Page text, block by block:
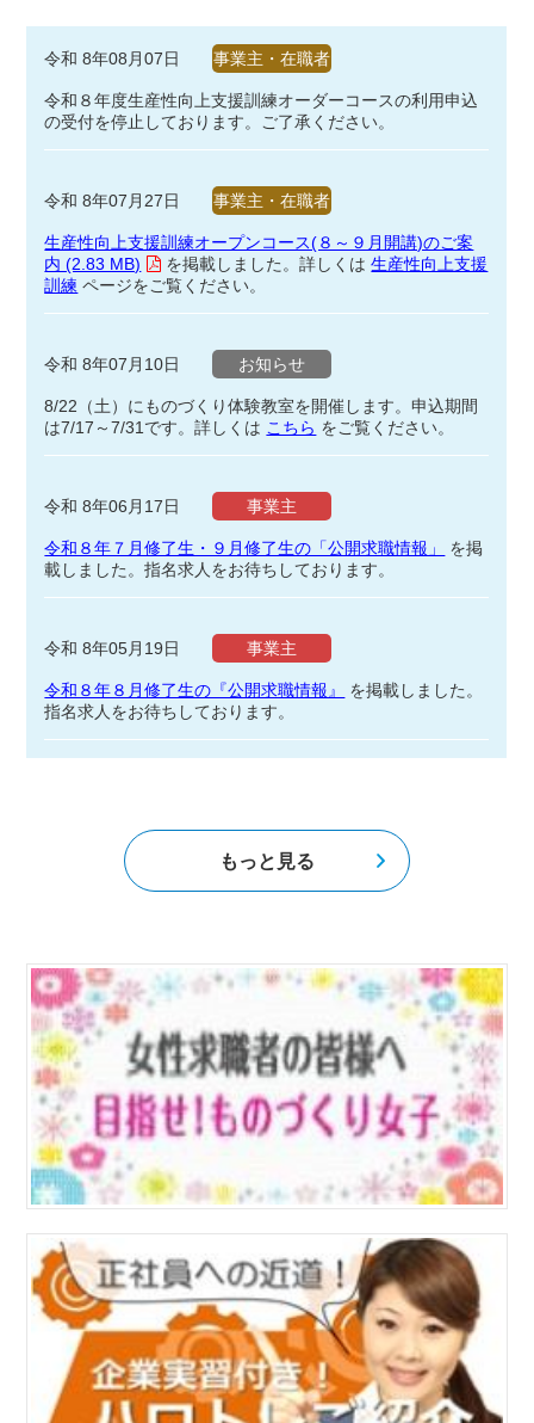
令和 8年08月07日 事業主・在職者
令和８年度生産性向上支援訓練オーダーコースの利用申込
の受付を停止しております。ご了承ください。
令和 8年07月27日 事業主・在職者
生産性向上支援訓練オープンコース(８～９月開講)のご案
内 (2.83 MB)
を掲載しました。詳しくは 生産性向上支援
訓練 ページをご覧ください。
令和 8年07月10日 お知らせ
8/22（土）にものづくり体験教室を開催します。申込期間
は7/17～7/31です。詳しくは こちら をご覧ください。
令和 8年06月17日 事業主
令和８年７月修了生・９月修了生の「公開求職情報」
を掲
載しました。指名求人をお待ちしております。
令和 8年05月19日 事業主
令和８年８月修了生の『公開求職情報』
を掲載しました。
指名求人をお待ちしております。
もっと見る